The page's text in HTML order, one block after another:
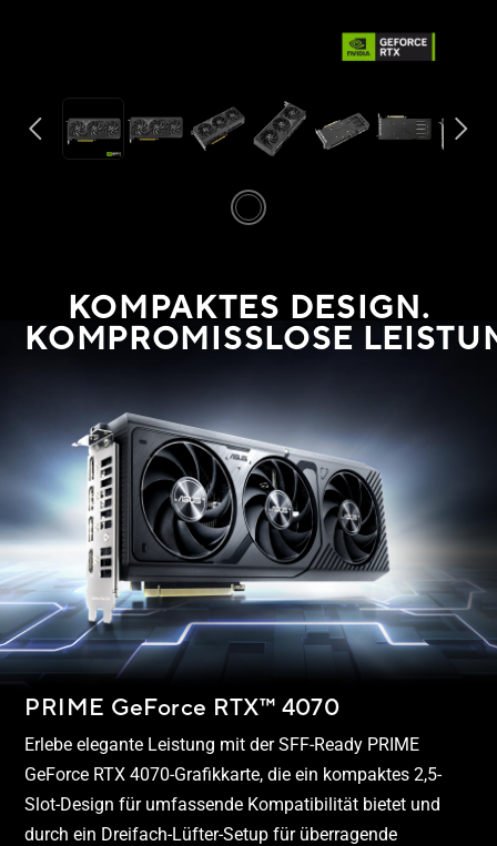
KOMPAKTES DESIGN.
KOMPROMISSLOSE
PRIME GeForce RTX™ 4070
Erlebe elegante Leistung mit der SFF-Ready PRIME
GeForce RTX 4070-Grafikkarte, die ein kompaktes 2,5-
Slot-Design für umfassende Kompatibilität bietet und
durch ein Dreifach-Lüfter-Setup für überragende